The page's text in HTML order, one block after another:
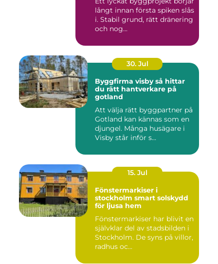
långt innan första spiken slås
i. Stabil grund, rätt dränering
och nog...
30. Jul
Byggfirma visby så hittar
du rätt hantverkare på
gotland
Att välja rätt byggpartner på
Gotland kan kännas som en
djungel. Många husägare i
Visby står inför s...
15. Jul
Fönstermarkiser i
stockholm smart solskydd
för ljusa hem
Fönstermarkiser har blivit en
självklar del av stadsbilden i
Stockholm. De syns på villor,
radhus oc...